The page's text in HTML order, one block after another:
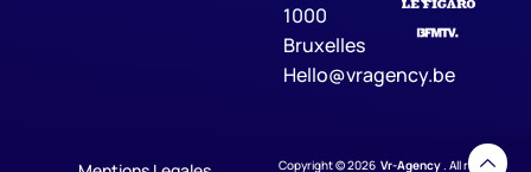
1000
Bruxelles
Hello@vragency.be
Copyright © 2026 Vr-Agency. All rights